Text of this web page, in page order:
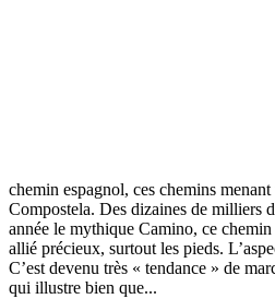
chemin espagnol, ces chemins
Compostela. Des dizaines de milliers
année le mythique Camino, ce
allié précieux, surtout les pieds.
C’est devenu très « tendance » de
qui illustre bien que...